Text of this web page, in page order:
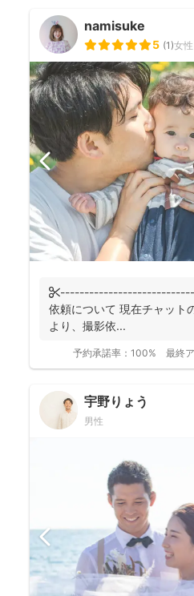
namisuke
5 (1)女性
依頼について 現在チャット
より、撮影依...
予約承諾率： 100% 最終
宇野りょう
男性